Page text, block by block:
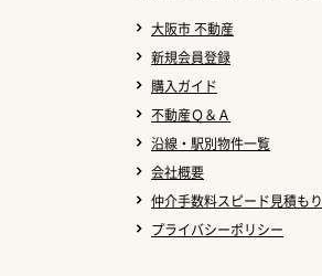
大阪市 不動産
新規会員登録
購入ガイド
不動産Ｑ＆Ａ
沿線・駅別物件一覧
会社概要
仲介手数料スピード見積もり
プライバシーポリシー